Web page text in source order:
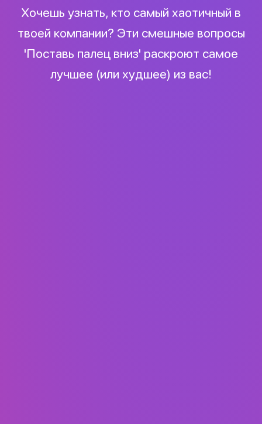
Хочешь узнать, кто самый хаотичный в
твоей компании? Эти смешные вопросы
'Поставь палец вниз' раскроют самое
лучшее (или худшее) из вас!